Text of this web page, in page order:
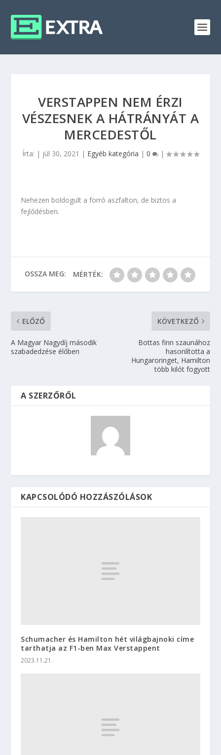
VERSTAPPEN NEM ÉRZI
VÉSZESNEK A HÁTRÁNYÁT A
MERCEDESTŐL
Írta: | júl 30, 2021 | Egyéb kategória | 0 |
Nehezen boldogult a forró aszfalton, de biztos a
fejlődésben.
OSSZA MEG: MÉRTÉK:
ELŐZŐ
A Magyar Nagydíj második
szabadedzése élőben
KÖVETKEZŐ
Bottas finn szaunához
hasonlította a
Hungaroringet, Hamilton
több kilót fogyott
A SZERZŐRŐL
KAPCSOLÓDÓ HOZZÁSZÓLÁSOK
Schumacher és Hamilton hét világbajnoki címe
tarthatja az F1-ben Max Verstappent
2023.11.21.